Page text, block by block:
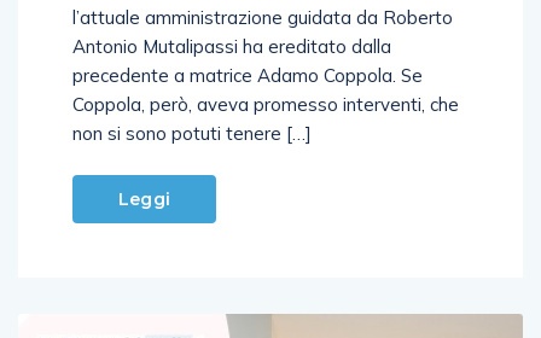
abbandono. Una situazione ormai atavica che
l’attuale amministrazione guidata da Roberto
Antonio Mutalipassi ha ereditato dalla
precedente a matrice Adamo Coppola. Se
Coppola, però, aveva promesso interventi, che
Leggi